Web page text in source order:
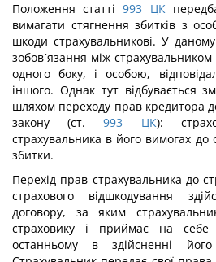
Положення статті 993 ЦК
вимагати стягнення збитків з
шкоди страхувальникові. У
зобов´язання між
одного боку, і особою,
іншого. Однак тут відбувається
шляхом переходу прав кредитора
закону (ст. 993 ЦК):
страхувальника в його вимогах до
збитки.
Перехід прав страхувальника до
страхового відшкодування
договору, за яким
страховику і приймає на себе
останньому в здійсненні